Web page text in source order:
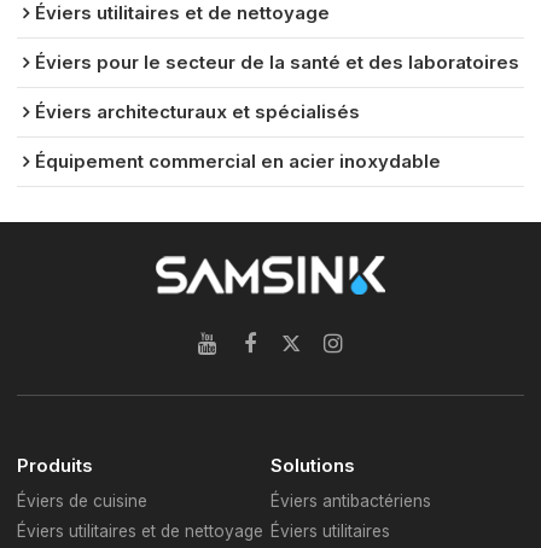
Éviers utilitaires et de nettoyage
Éviers pour le secteur de la santé et des laboratoires
Éviers architecturaux et spécialisés
Équipement commercial en acier inoxydable
Produits
Éviers de cuisine
Éviers utilitaires et de nettoyage
Solutions
Éviers antibactériens
Éviers utilitaires